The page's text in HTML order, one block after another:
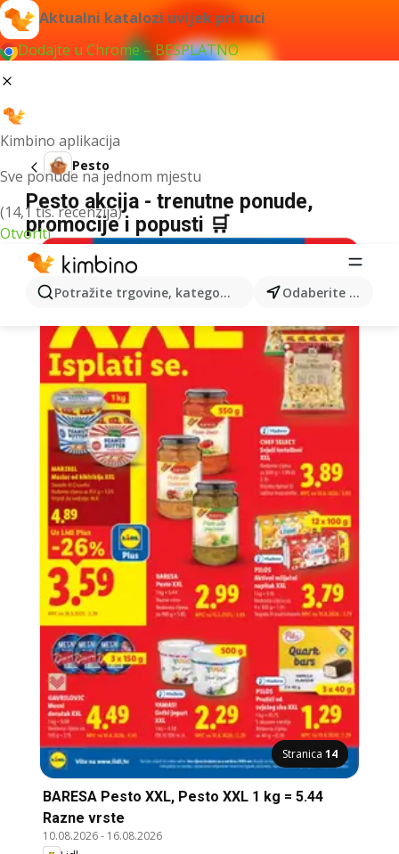
Aktualni katalozi uvijek pri ruci
Dodajte u Chrome – BESPLATNO
Kimbino aplikacija
Sve ponude na jednom mjestu
(14,1 tis. recenzija)
Otvoriti
Potražite trgovine, kategorije, proizvode... Odaberite grad
Pesto
Pesto akcija - trenutne ponude,
promocije i popusti 🛒
Stranica 14
BARESA Pesto XXL, Pesto XXL 1 kg = 5.44
Razne vrste
10.08.2026- 16.08.2026